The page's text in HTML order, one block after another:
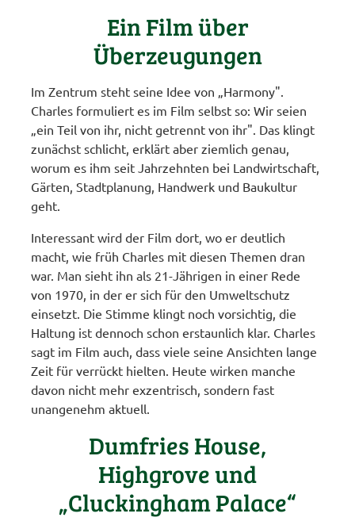
Ein Film über
Überzeugungen
Im Zentrum steht seine Idee von „Harmony".
Charles formuliert es im Film selbst so: Wir seien
„ein Teil von ihr, nicht getrennt von ihr". Das klingt
zunächst schlicht, erklärt aber ziemlich genau,
worum es ihm seit Jahrzehnten bei Landwirtschaft,
Gärten, Stadtplanung, Handwerk und Baukultur
geht.
Interessant wird der Film dort, wo er deutlich
macht, wie früh Charles mit diesen Themen dran
war. Man sieht ihn als 21-Jährigen in einer Rede
von 1970, in der er sich für den Umweltschutz
einsetzt. Die Stimme klingt noch vorsichtig, die
Haltung ist dennoch schon erstaunlich klar. Charles
sagt im Film auch, dass viele seine Ansichten lange
Zeit für verrückt hielten. Heute wirken manche
davon nicht mehr exzentrisch, sondern fast
unangenehm aktuell.
Dumfries House,
Highgrove und
„Cluckingham Palace“